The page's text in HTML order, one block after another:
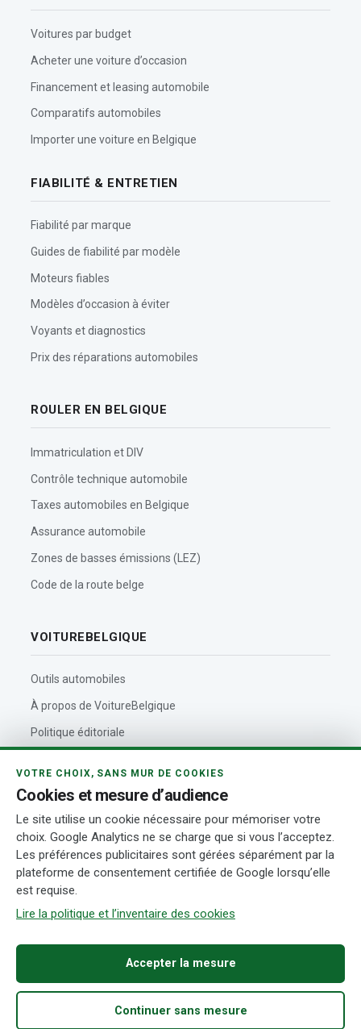
Voitures par budget
Acheter une voiture d’occasion
Financement et leasing automobile
Comparatifs automobiles
Importer une voiture en Belgique
FIABILITÉ & ENTRETIEN
Fiabilité par marque
Guides de fiabilité par modèle
Moteurs fiables
Modèles d’occasion à éviter
Voyants et diagnostics
Prix des réparations automobiles
ROULER EN BELGIQUE
Immatriculation et DIV
Contrôle technique automobile
Taxes automobiles en Belgique
Assurance automobile
Zones de basses émissions (LEZ)
Code de la route belge
VOITUREBELGIQUE
Outils automobiles
À propos de VoitureBelgique
Politique éditoriale
Rédaction et auteurs
Transparence
© 2026 VoitureBelgique.com
CookiesConditions d’utilisation Transparence
VOTRE CHOIX, SANS MUR DE COOKIES
Cookies et mesure d’audience
Le site utilise un cookie nécessaire pour mémoriser votre
choix. Google Analytics ne se charge que si vous l’acceptez.
Les préférences publicitaires sont gérées séparément par la
plateforme de consentement certifiée de Google lorsqu’elle
est requise.
Lire la politique et l’inventaire des cookies
Accepter la mesure
Continuer sans mesure